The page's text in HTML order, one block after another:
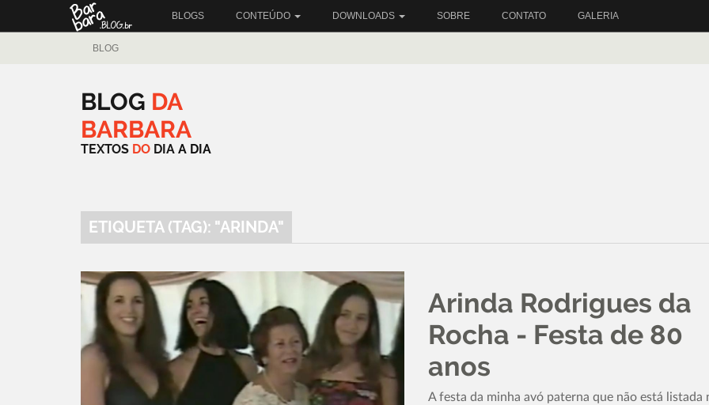
BLOGS CONTEÚDO DOWNLOADS SOBRE CONTATO GALERIA
BLOG
BLOG DA
BARBARA
TEXTOS DO DIA A DIA
ETIQUETA (TAG): "ARINDA"
Arinda Rodrigues da
Rocha - Festa de 80
anos
A festa da minha avó paterna que não está listada